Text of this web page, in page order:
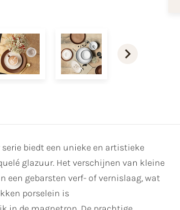
biedt een unieke en artistieke
glazuur. Het verschijnen van kleine
een gebarsten verf- of vernislaag, wat
porselein is